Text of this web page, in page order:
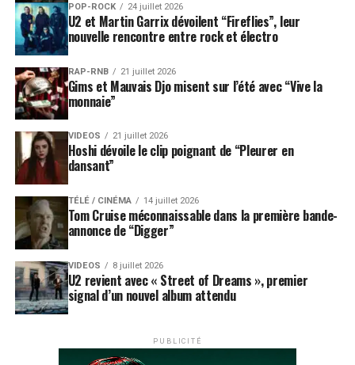
POP-ROCK 24 juillet 2026
U2 et Martin Garrix dévoilent “Fireflies”, leur
nouvelle rencontre entre rock et électro
RAP-RNB 21 juillet 2026
Gims et Mauvais Djo misent sur l’été avec “Vive la
monnaie”
VIDEOS 21 juillet 2026
Hoshi dévoile le clip poignant de “Pleurer en
dansant”
TÉLÉ / CINÉMA 14 juillet 2026
Tom Cruise méconnaissable dans la première bande-
annonce de “Digger”
VIDEOS 8 juillet 2026
U2 revient avec « Street of Dreams », premier
signal d’un nouvel album attendu
PUBLICITÉ